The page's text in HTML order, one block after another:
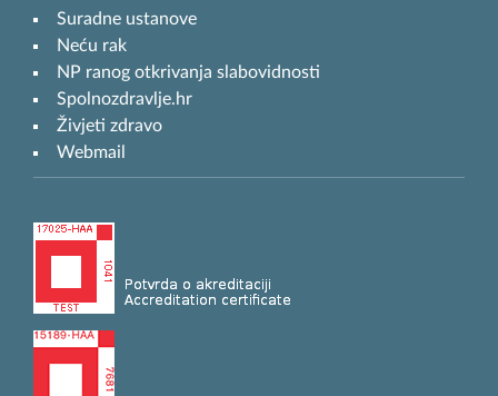
Suradne ustanove
Neću rak
NP ranog otkrivanja slabovidnosti
Spolnozdravlje.hr
Živjeti zdravo
Webmail